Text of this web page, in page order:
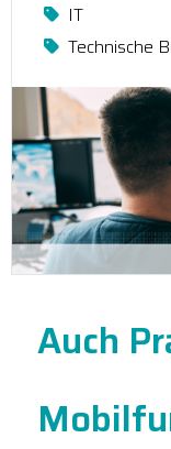
IT
Technische
Auch